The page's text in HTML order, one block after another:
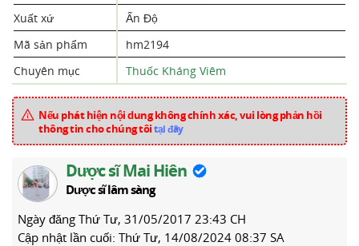
Xuất xứ
Ấn Độ
Mã sản phẩm
hm2194
Chuyên mục
Thuốc Kháng Viêm
Nếu phát hiện nội dung không chính xác, vui lòng phản hồi
thông tin cho chúng tôitại đây
Dược sĩ Mai Hiên
Dược sĩ lâm sàng
Ngày đăng Thứ Tư, 31/05/2017 23:43 CH
Cập nhật lần cuối: Thứ Tư, 14/08/2024 08:37 SA